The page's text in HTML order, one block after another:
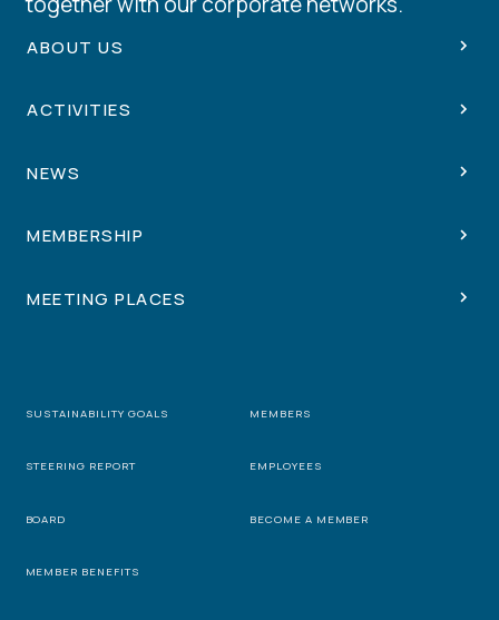
ABOUT US
ACTIVITIES
NEWS
MEMBERSHIP
MEETING PLACES
SUSTAINABILITY GOALS MEMBERS
STEERING REPORT EMPLOYEES
BOARD BECOME A MEMBER
MEMBER BENEFITS